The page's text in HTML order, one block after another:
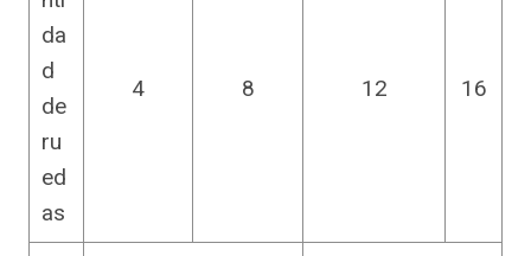
da
d
de
ru
ed
as
4 8 12 16